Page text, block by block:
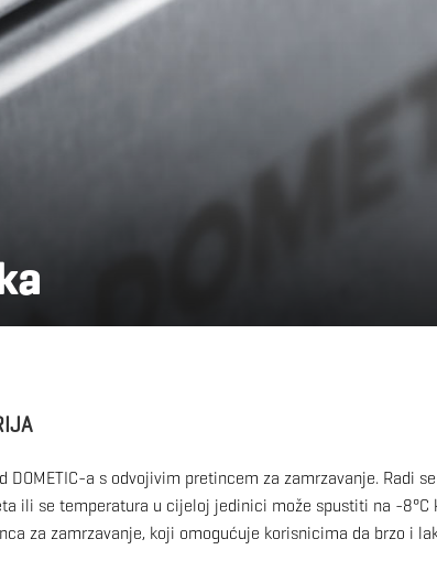
a s odvojivim pretincem za zamrzavanje. Radi
ili se temperatura u cijeloj jedinici može spustiti na -
za zamrzavanje, koji omogućuje korisnicima da brzo i